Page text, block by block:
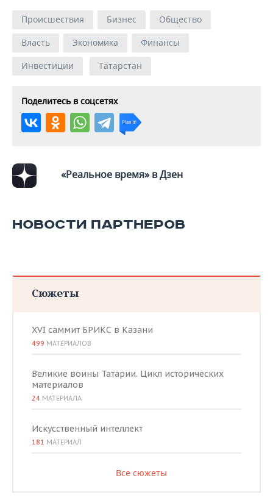
Происшествия Бизнес
Общество
Власть
Экономика
Финансы
Инвестиции
Татарстан
Поделитесь в соцсетях
«Реальное время» в Дзен
НОВОСТИ ПАРТНЕРОВ
Сюжеты
XVI саммит БРИКС в Казани
499 МАТЕРИАЛОВ
Великие воины Татарии. Цикл исторических
материалов
24 МАТЕРИАЛА
Искусственный интеллект
181 МАТЕРИАЛ
Все сюжеты